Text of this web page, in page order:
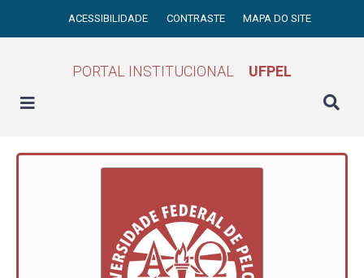
ACESSIBILIDADE CONTRASTE MAPA DO SITE
PORTAL INSTITUCIONAL UFPEL